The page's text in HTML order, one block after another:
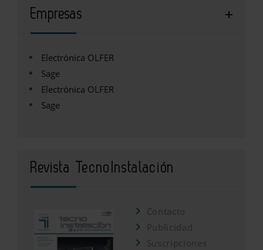
Empresas
Electrónica OLFER
Sage
Electrónica OLFER
Sage
Revista TecnoInstalación
Contacto
Publicidad
Suscripciones